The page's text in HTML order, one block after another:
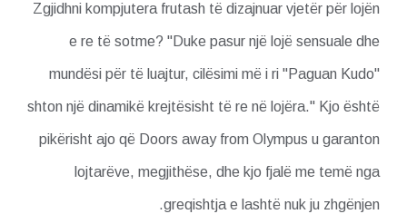
Zgjidhni kompjutera frutash të dizajnuar vjetër për lojën
e re të sotme? "Duke pasur një lojë sensuale dhe
mundësi për të luajtur, cilësimi më i ri "Paguan Kudo"
shton një dinamikë krejtësisht të re në lojëra." Kjo është
pikërisht ajo që Doors away from Olympus u garanton
lojtarëve, megjithëse, dhe kjo fjalë me temë nga
greqishtja e lashtë nuk ju zhgënjen.